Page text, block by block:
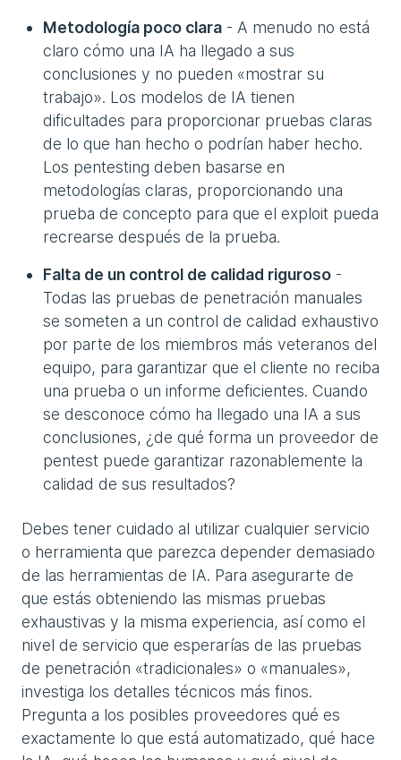
Metodología poco clara - A menudo no está
claro cómo una IA ha llegado a sus
conclusiones y no pueden «mostrar su
trabajo». Los modelos de IA tienen
dificultades para proporcionar pruebas claras
de lo que han hecho o podrían haber hecho.
Los pentesting deben basarse en
metodologías claras, proporcionando una
prueba de concepto para que el exploit pueda
recrearse después de la prueba.
Falta de un control de calidad riguroso -
Todas las pruebas de penetración manuales
se someten a un control de calidad exhaustivo
por parte de los miembros más veteranos del
equipo, para garantizar que el cliente no reciba
una prueba o un informe deficientes. Cuando
se desconoce cómo ha llegado una IA a sus
conclusiones, ¿de qué forma un proveedor de
pentest puede garantizar razonablemente la
calidad de sus resultados?
Debes tener cuidado al utilizar cualquier servicio
o herramienta que parezca depender demasiado
de las herramientas de IA. Para asegurarte de
que estás obteniendo las mismas pruebas
exhaustivas y la misma experiencia, así como el
nivel de servicio que esperarías de las pruebas
de penetración «tradicionales» o «manuales»,
investiga los detalles técnicos más finos.
Pregunta a los posibles proveedores qué es
exactamente lo que está automatizado, qué hace